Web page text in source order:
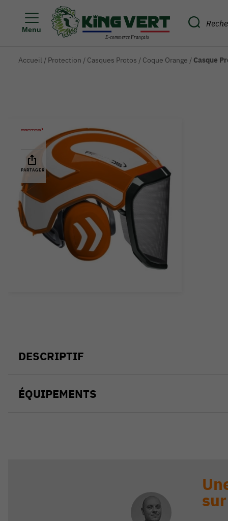
Menu
Accueil / Protection / Casques Protos / Coque Orange / Casque
PARTAGER
DESCRIPTIF
ÉQUIPEMENTS